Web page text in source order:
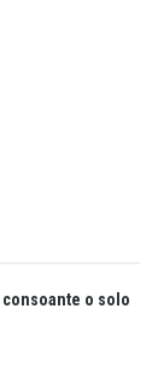
o solo